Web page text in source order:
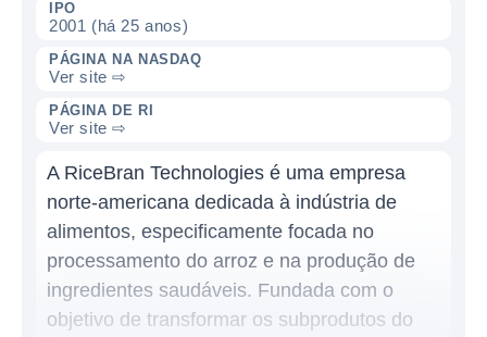
IPO
2001 (há 25 anos)
PÁGINA NA NASDAQ
Ver site ⇨
PÁGINA DE RI
Ver site ⇨
A RiceBran Technologies é uma empresa
norte-americana dedicada à indústria de
alimentos, especificamente focada no
processamento do arroz e na produção de
ingredientes saudáveis. Fundada com o
objetivo de transformar os subprodutos do